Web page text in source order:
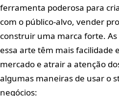
ferramenta poderosa para
com o público-alvo, vender
construir uma marca forte.
essa arte têm mais facilidade
mercado e atrair a atenção
algumas maneiras de usar o
negócios: